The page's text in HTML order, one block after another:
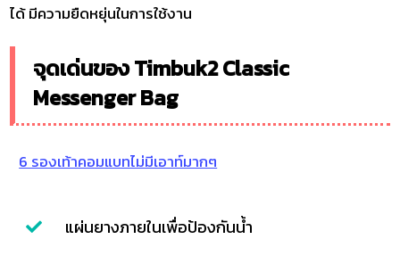
ได้ มีความยืดหยุ่นในการใช้งาน
จุดเด่นของ Timbuk2 Classic
Messenger Bag
6 รองเท้าคอมแบทไม่มีเอาท์มากๆ
แผ่นยางภายในเพื่อป้องกันน้ำ